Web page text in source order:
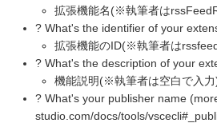
拡張機能名(※執筆者は
? What's the identifier of your
拡張機能のID(※執筆者は
? What's the description of your
機能説明(※執筆者は空白で入力
? What's your publisher name
studio.com/docs/tools/